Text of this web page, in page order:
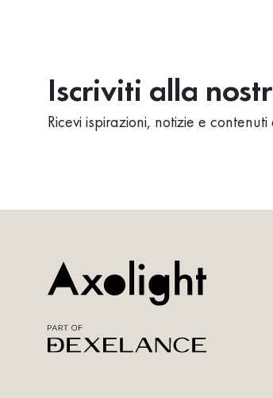
Iscriviti alla
Ricevi ispirazioni, notizie e